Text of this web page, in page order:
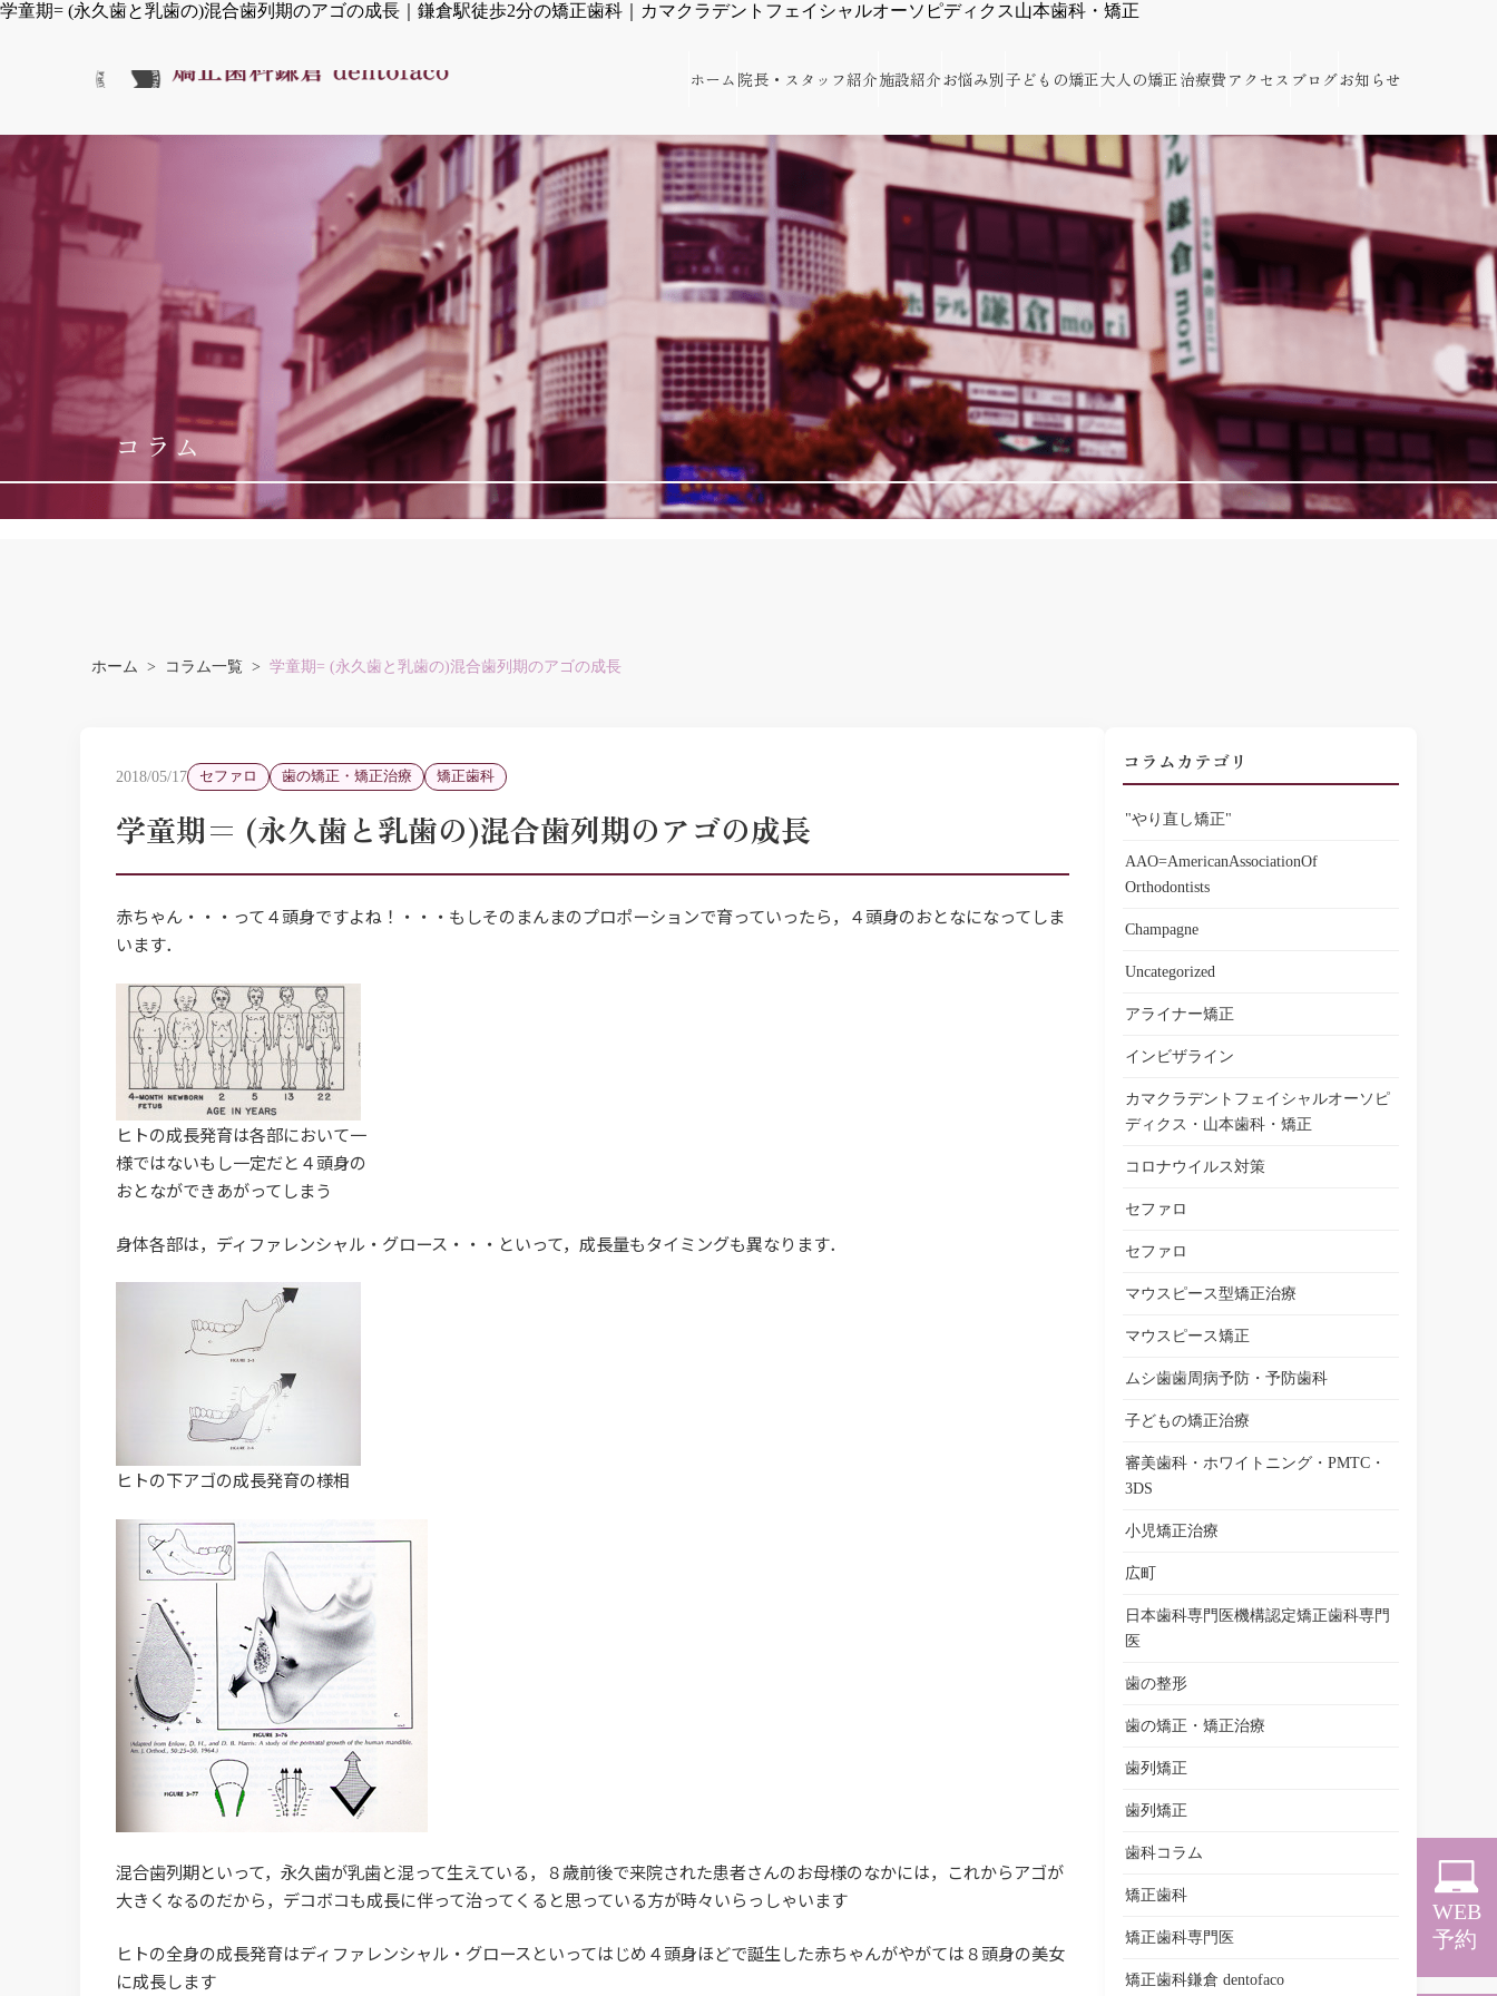
学童期= (永久歯と乳歯の)混合歯列期のアゴの成長｜鎌倉駅徒歩2分の矯正歯科｜カマクラデントフェイシャルオーソピディクス山本歯科・矯正
カマクラデントフェイシャルオーソピディクス・山本歯科・矯正歯科
ホーム 院長・スタッフ紹介施設紹介お悩み別子どもの矯正大人の矯正治療費アクセス ブログお知らせ
WEB
予約
コラム
ホーム コラム一覧 学童期= (永久歯と乳歯の)混合歯列期のアゴの成長
2018/05/17 セファロ 歯の矯正・矯正治療 矯正歯科
学童期= (永久歯と乳歯の)混合歯列期のアゴの成長
赤ちゃん・・・って４頭身ですよね！・・・もしそのまんまのプロポーションで育っていったら，４頭身のおとなになってしま
います．
ヒトの成長発育は各部において一
様ではないもし一定だと４頭身の
おとなができあがってしまう
身体各部は，ディファレンシャル・グロース・・・といって，成長量もタイミングも異なります．
ヒトの下アゴの成長発育の様相
混合歯列期といって，永久歯が乳歯と混って生えている，８歳前後で来院された患者さんのお母様のなかには，これからアゴが
大きくなるのだから，デコボコも成長に伴って治ってくると思っている方が時々いらっしゃいます
ヒトの全身の成長発育はディファレンシャル・グロースといってはじめ４頭身ほどで誕生した赤ちゃんがやがては８頭身の美女
に成長します
コラムカテゴリ
"やり直し矯正"
AAO=AmericanAssociationOf
Orthodontists
Champagne
Uncategorized
アライナー矯正
インビザライン
カマクラデントフェイシャルオーソピ
ディクス・山本歯科・矯正
コロナウイルス対策
セファロ
セファロ
マウスピース型矯正治療
マウスピース矯正
ムシ歯歯周病予防・予防歯科
子どもの矯正治療
審美歯科・ホワイトニング・PMTC・
3DS
小児矯正治療
広町
日本歯科専門医機構認定矯正歯科専門
医
歯の整形
歯の矯正・矯正治療
歯列矯正
歯列矯正
歯科コラム
矯正歯科
矯正歯科専門医
矯正歯科鎌倉 dentofaco